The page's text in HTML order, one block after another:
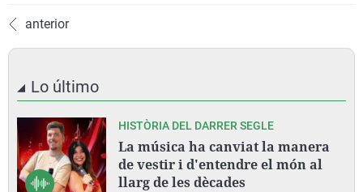
anterior
Lo último
HISTÒRIA DEL DARRER SEGLE
La música ha canviat la manera
de vestir i d'entendre el món al
llarg de les dècades